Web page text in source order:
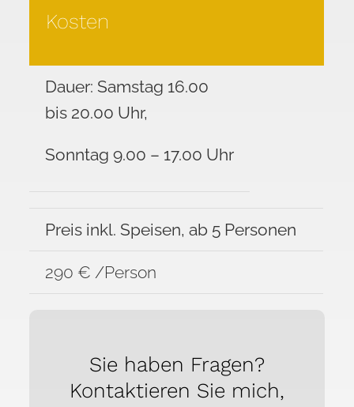
Kosten
Dauer: Samstag 16.00
bis 20.00 Uhr,
Sonntag 9.00 – 17.00 Uhr
Preis inkl. Speisen, ab 5 Personen
290 € /Person
Sie haben Fragen?
Kontaktieren Sie mich,